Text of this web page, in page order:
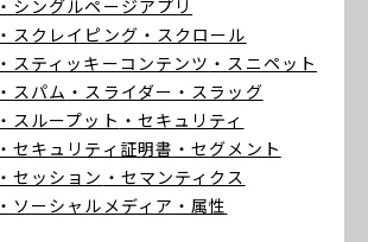
・シングルページアプリ
・スクレイピング ・スクロール
・スティッキーコンテンツ ・スニペット
・スパム ・スライダー ・スラッグ
・スループット ・セキュリティ
・セキュリティ証明書 ・セグメント
・セッション ・セマンティクス
・ソーシャルメディア ・属性